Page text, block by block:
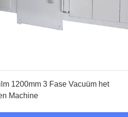
1200mm 3 Fase Vacuüm het
Machine